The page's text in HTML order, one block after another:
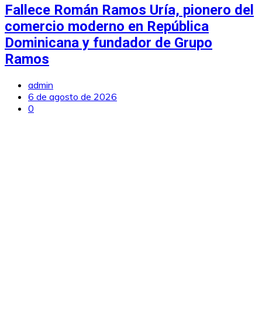
Fallece Román Ramos Uría, pionero del
comercio moderno en República
Dominicana y fundador de Grupo
Ramos
admin
6 de agosto de 2026
0